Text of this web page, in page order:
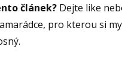
článek? Dejte like
pro kterou si